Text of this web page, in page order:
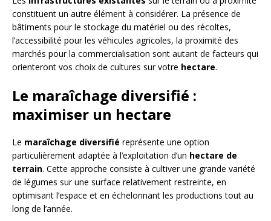
constituent un autre élément à considérer. La présence de
bâtiments pour le stockage du matériel ou des récoltes,
l’accessibilité pour les véhicules agricoles, la proximité des
marchés pour la commercialisation sont autant de facteurs qui
orienteront vos choix de cultures sur votre hectare.
Le maraîchage diversifié :
maximiser un hectare
Le maraîchage diversifié représente une option
particulièrement adaptée à l’exploitation d’un hectare de
terrain. Cette approche consiste à cultiver une grande variété
de légumes sur une surface relativement restreinte, en
optimisant l’espace et en échelonnant les productions tout au
long de l’année.